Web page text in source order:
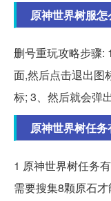
原神世界树服
删号重玩攻略步骤:
面,然后点击退出图
标; 3、然后就会弹
原神世界树任
1 原神世界树任务
需要搜集8颗原石